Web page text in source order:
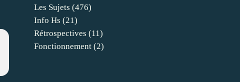
Les Sujets (476)
Info Hs (21)
Rétrospectives (11)
Fonctionnement (2)